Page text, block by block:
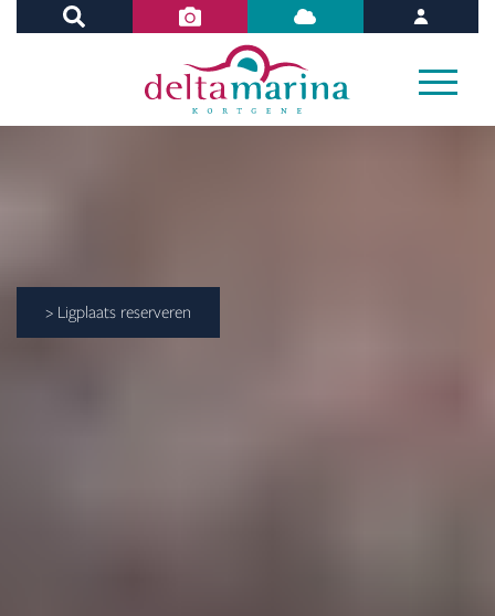
> Ligplaats reserveren